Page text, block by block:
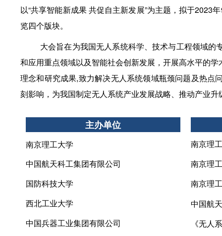
以“共享智能新成果 共促自主新发展”为主题，拟于2023
览四个版块。
大会旨在为我国无人系统科学、技术与工程领域
和应用重点领域以及智能社会创新发展，开展高水平的
理念和研究成果,致力解决无人系统领域瓶颈问题及热点
刻影响，为我国制定无人系统产业发展战略、推动产业
主办单位
南京理工大学
中国航天科工集团有限公司
国防科技大学
西北工业大学
中国兵器工业集团有限公司
南京理
南京理
南京理
中国航
《无人